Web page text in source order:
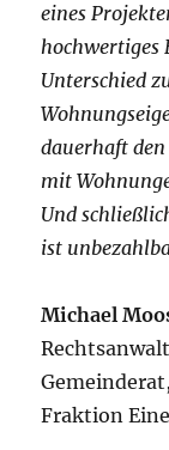
eines
hochwertiges
Unterschied
dauerhaft
mit
Und
ist
Michael
Gemeinderat,
Fraktion